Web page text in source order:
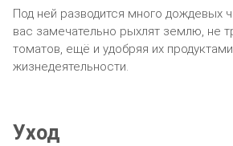
Под ней разводится много дождевых
вас замечательно рыхлят землю, не
томатов, ещё и удобряя их
жизнедеятельности.
Уход